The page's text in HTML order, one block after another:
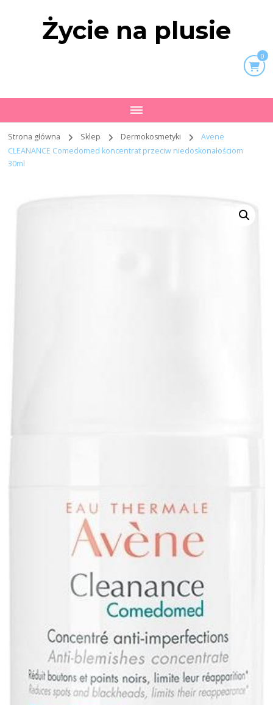
Życie na plusie
0
Strona główna Sklep Dermokosmetyki
Avene
CLEANANCE Comedomed koncentrat przeciw niedoskonałościom
30ml